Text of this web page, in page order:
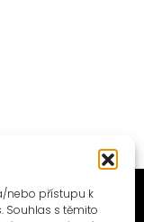
nebo přístupu k
Souhlas s těmito